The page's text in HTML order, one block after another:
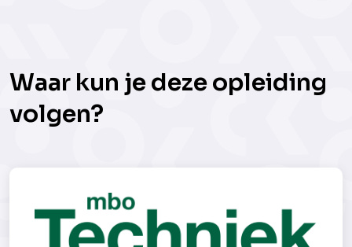
Waar kun je deze opleiding
volgen?